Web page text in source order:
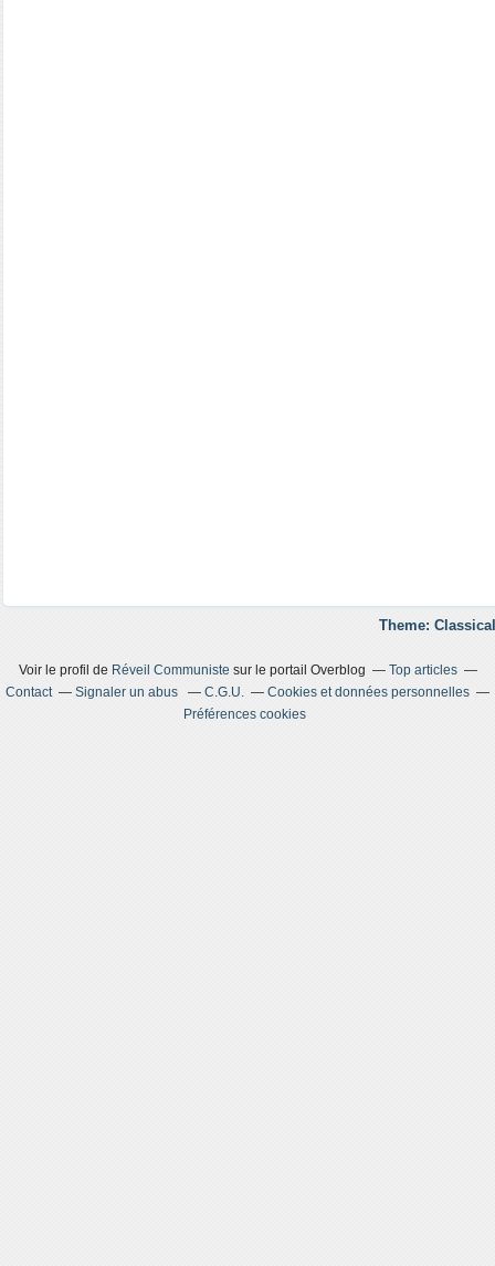
Theme:
Voir le profil de Réveil Communiste sur le portail Overblog
Top articles
Contact
Signaler un abus C.G.U.
Cookies et données personnelles
Préférences cookies